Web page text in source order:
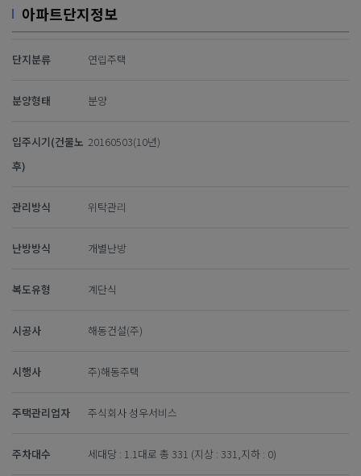
아파트단지정보
단지분류 연립주택
분양형태 분양
입주시기(건물노
후)
20160503(10년)
관리방식 위탁관리
난방방식 개별난방
복도유형 계단식
시공사 해동건설(주)
시행사 주)해동주택
주택관리업자 주식회사 성우서비스
주차대수 세대당 : 1.1대로 총 331 (지상 : 331,지하 : 0)